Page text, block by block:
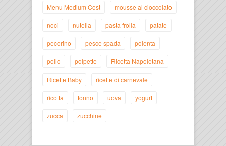
Menu Medium Cost mousse al cioccolato
noci nutella pasta frolla patate
pecorino pesce spada polenta
pollo polpette Ricetta Napoletana
Ricette Baby ricette di carnevale
ricotta tonno uova yogurt
zucca zucchine